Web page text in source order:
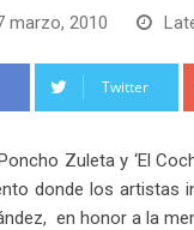
marzo, 2010
Twitter
Zuleta y ‘El
donde los artistas
en honor a la